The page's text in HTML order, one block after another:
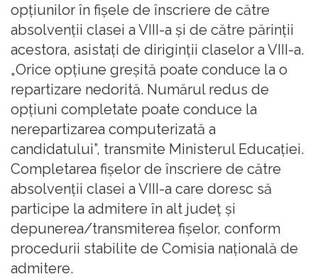
opțiunilor în fișele de înscriere de către
absolvenții clasei a VIII-a și de către părinții
acestora, asistați de diriginții claselor a VIII-a.
„Orice opțiune greșită poate conduce la o
repartizare nedorită. Numărul redus de
opțiuni completate poate conduce la
nerepartizarea computerizată a
candidatului”, transmite Ministerul Educației.
Completarea fișelor de înscriere de către
absolvenții clasei a VIII-a care doresc să
participe la admitere în alt județ și
depunerea/transmiterea fișelor, conform
procedurii stabilite de Comisia națională de
admitere.